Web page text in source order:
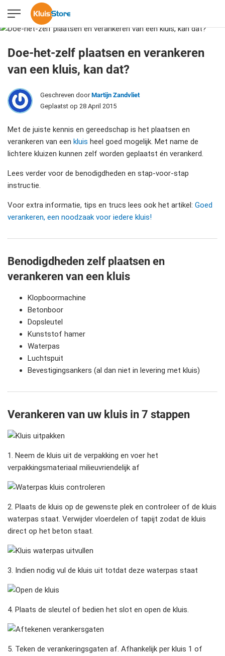
Doe-het-zelf plaatsen en verankeren
van een kluis, kan dat?
Geschreven doorMartijn Zandvliet
Geplaatst op 28 April 2015
Met de juiste kennis en gereedschap is het plaatsen en
verankeren van een kluis heel goed mogelijk. Met name de
lichtere kluizen kunnen zelf worden geplaatst én verankerd.
Lees verder voor de benodigdheden en stap-voor-stap
instructie.
Voor extra informatie, tips en trucs lees ook het artikel: Goed
verankeren, een noodzaak voor iedere kluis!
Benodigdheden zelf plaatsen en
verankeren van een kluis
Klopboormachine
Betonboor
Dopsleutel
Kunststof hamer
Waterpas
Luchtspuit
Bevestigingsankers (al dan niet in levering met kluis)
Verankeren van uw kluis in 7 stappen
1. Neem de kluis uit de verpakking en voer het
verpakkingsmateriaal milieuvriendelijk af
2. Plaats de kluis op de gewenste plek en controleer of de kluis
waterpas staat. Verwijder vloerdelen of tapijt zodat de kluis
direct op het beton staat.
3. Indien nodig vul de kluis uit totdat deze waterpas staat
4. Plaats de sleutel of bedien het slot en open de kluis.
5. Teken de verankeringsgaten af. Afhankelijk per kluis 1 of